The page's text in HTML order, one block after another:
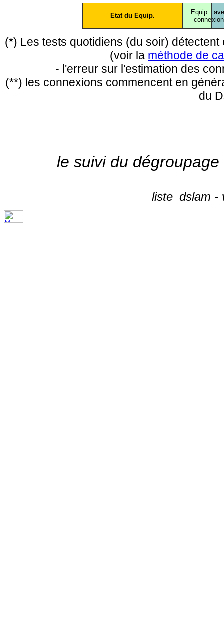
Etat du Equip.
Equip.
conne
(*) Les tests quotidiens (du soir)
(voir la méthode de
- l'erreur sur l'estimation des
(**) les connexions commencent en
du
le suivi du
liste_dslam -